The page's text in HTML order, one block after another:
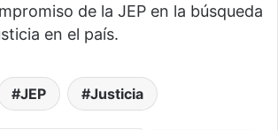
de la JEP en la búsqueda
en el país.
JEP Justicia